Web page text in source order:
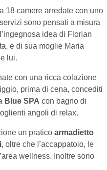
18 camere arredate con uno
sono pensati a misura
idea di Florian
e di sua moglie Maria
lui.
con una ricca colazione
prima di cena, concediti
Blue SPA con bagno di
angoli di relax.
un pratico armadietto
, oltre che l’accappatoio, le
wellness. Inoltre sono